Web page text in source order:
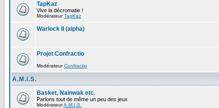
TapKaz
Vive la décromatie !
ModérateurTapKaz
Warlock II (alpha)
Projet Confractio
ModérateurConfractio
A.M.I.S.
Basket, Nainwak etc.
Parlons tout de même un peu des jeux
ModérateurA.M.I.S.